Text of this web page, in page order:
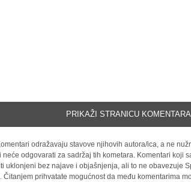
PRIKAŽI STRANICU
odražavaju stavove njihovih autora/ica, a ne
neće odgovarati za sadržaj tih kometara. Komentari koji
uklonjeni bez najave i objašnjenja, ali to ne obavezuje
Čitanjem prihvatate mogućnost da među komentarima